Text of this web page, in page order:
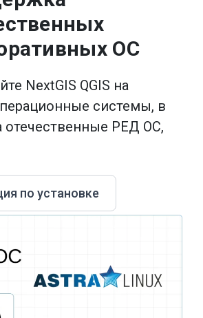
ОС
NextGIS QGIS на
системы, в
отечественные РЕД ОС,
по установке